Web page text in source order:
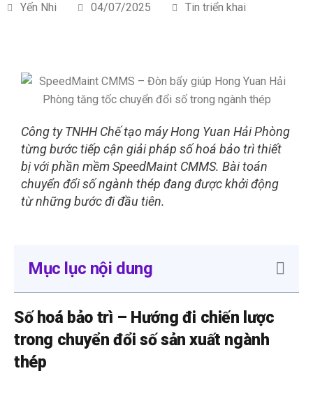
Yến Nhi 04/07/2025 Tin triển khai
Công ty TNHH Chế tạo máy Hong Yuan Hải Phòng
từng bước tiếp cận giải pháp số hoá bảo trì thiết
bị với phần mềm SpeedMaint CMMS. Bài toán
chuyển đổi số ngành thép đang được khởi động
từ những bước đi đầu tiên.
Mục lục nội dung
Số hoá bảo trì – Hướng đi chiến lược
trong chuyển đổi số sản xuất ngành
thép